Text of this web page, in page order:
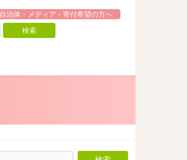
自治体・メディア・寄付希望の方へ